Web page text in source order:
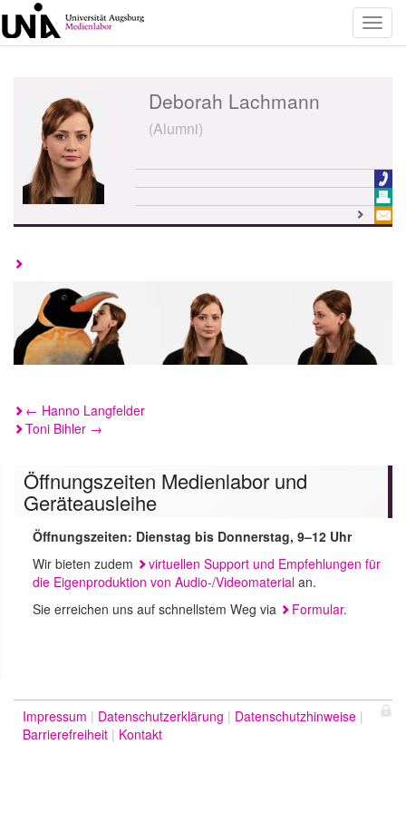
Deborah Lachmann
(Alumni)
Beitragsnavigation
← Hanno Langfelder
Toni Bihler →
Öffnungszeiten Medienlabor und
Geräteausleihe
Öffnungszeiten: Dienstag bis Donnerstag, 9–12 Uhr
Wir bieten zudem
virtuellen Support und Empfehlungen für
die Eigenproduktion von Audio-/Videomaterial an.
Sie erreichen uns auf schnellstem Weg via
Formular.
Impressum Datenschutzerklärung
Datenschutzhinweise
Barrierefreiheit
Kontakt